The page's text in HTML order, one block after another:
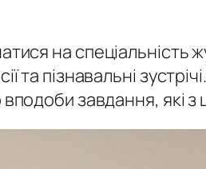
на спеціальність
та пізнавальні
завдання, які з